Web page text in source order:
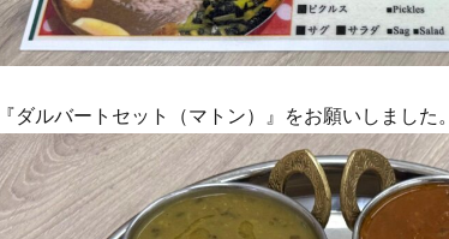
『ダルバートセット（マトン）』をお願いしました。